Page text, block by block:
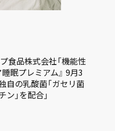
食品株式会社「機能性
眠プレミアム』 9月3
自の乳酸菌「ガセリ菌
ン」を配合」